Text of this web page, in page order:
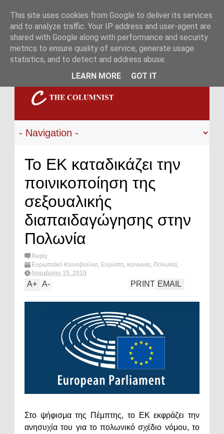
Το ΕΚ καταδικάζει την
ποινικοποίηση της
σεξουαλικής
διαπαιδαγώγησης στην
Πολωνία
Reply
Ευρωπαϊκό Κοινοβούλιο, Ευρώπη, κοινωνία, Πολωνία,
What's hot?
Νοεμβρίου 15, 2019
A+ A- EMAIL
PRINT
Στο ψήφισμα της Πέμπτης, το ΕΚ εκφράζει την
ανησυχία του για το πολωνικό σχέδιο νόμου, το
This site uses cookies from Google to deliver its services
and to analyze traffic. Your IP address and user-agent are
shared with Google along with performance and security
metrics to ensure quality of service, generate usage
statistics, and to detect and address abuse.
LEARN MORE
GOT IT